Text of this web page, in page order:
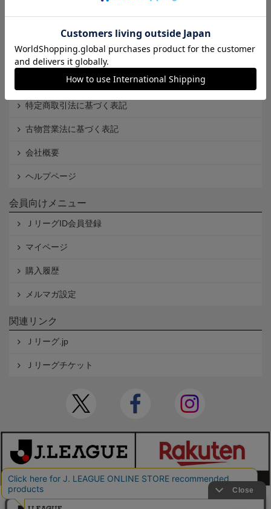
個人情報保護方針
Cookieポリシー
特定商取引法に基づく表記
古物営業法に基づく表記
会社概要
ヘルプページ
会員向けメニュー
ＪリーグID会員登録
マイページ
購入履歴
メルマガ設定
関連リンク
Ｊリーグ.jp
Ｊリーグチケット